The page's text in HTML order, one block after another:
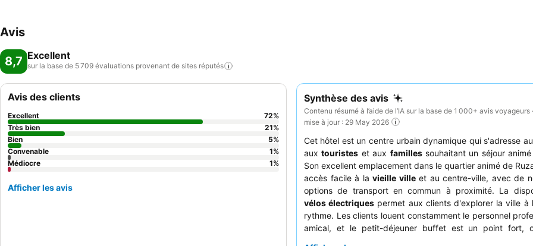
Avis
8,7 Excellent
sur la base de 5 709 évaluations provenant de sites réputés
Synthèse des avis
Contenu résumé à l’aide de l’IA sur la base de 1 000+ avis voyageurs
mise à jour : 29 May 2026
Cet hôtel est un centre urbain dynamique qui s'adresse
auxtouristes et aux famillessouhaitant un séjour animé
Son excellent emplacement dans le quartier animé de
accès facile à lavieille villeet au centre-ville, avec de
options de transport en commun à proximité. La
vélos électriques permet aux clients d'explorer la ville à
rythme. Les clients louent constamment le personnel
amical, et le petit-déjeuner buffet est un point fort,
Avis des clients
Excellent 72%
Très bien
21%
Bien
5%
Convenable
1%
Médiocre
1%
Afficher les avis